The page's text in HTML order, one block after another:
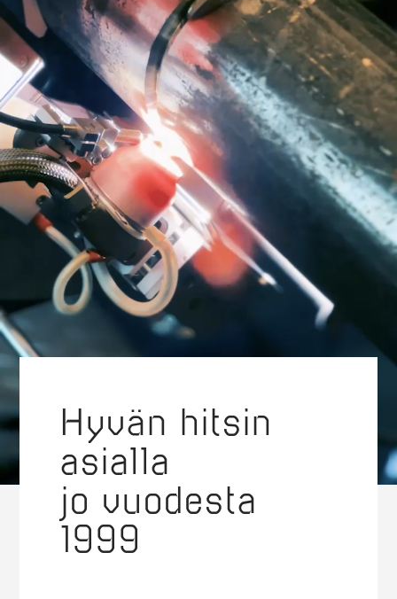
90349
syöttöpyöräsarja
alu 1.2 mm
MIG/MAG-
polttimet
Nimike Jäähdytys
70514
ABIMIG
A 305
LW
poltin
3,0 m
Kaasu
70515
ABIMIG
A 305
LW
poltin
Hyvän hitsin
asialla
jo vuodesta
1999